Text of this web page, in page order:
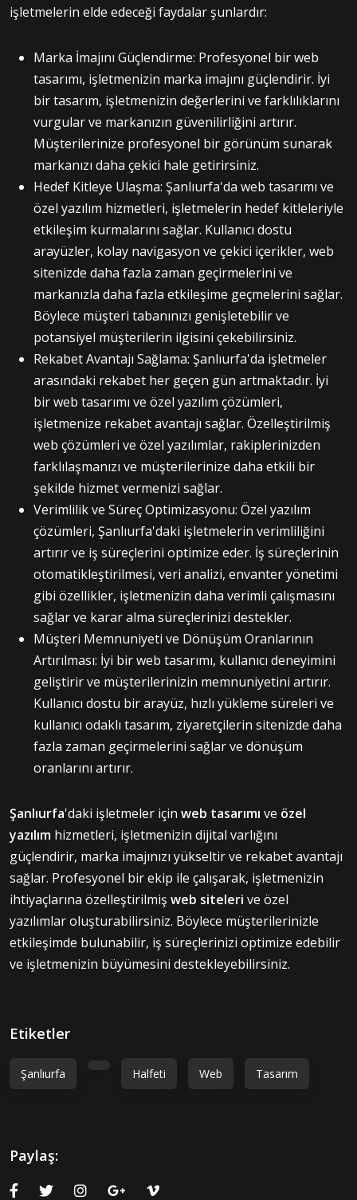
işletmelerin elde edeceği faydalar şunlardır:
Marka İmajını Güçlendirme: Profesyonel bir web
tasarımı, işletmenizin marka imajını güçlendirir. İyi
bir tasarım, işletmenizin değerlerini ve farklılıklarını
vurgular ve markanızın güvenilirliğini artırır.
Müşterilerinize profesyonel bir görünüm sunarak
markanızı daha çekici hale getirirsiniz.
Hedef Kitleye Ulaşma: Şanlıurfa'da web tasarımı ve
özel yazılım hizmetleri, işletmelerin hedef kitleleriyle
etkileşim kurmalarını sağlar. Kullanıcı dostu
arayüzler, kolay navigasyon ve çekici içerikler, web
sitenizde daha fazla zaman geçirmelerini ve
markanızla daha fazla etkileşime geçmelerini sağlar.
Böylece müşteri tabanınızı genişletebilir ve
potansiyel müşterilerin ilgisini çekebilirsiniz.
Rekabet Avantajı Sağlama: Şanlıurfa'da işletmeler
arasındaki rekabet her geçen gün artmaktadır. İyi
bir web tasarımı ve özel yazılım çözümleri,
işletmenize rekabet avantajı sağlar. Özelleştirilmiş
web çözümleri ve özel yazılımlar, rakiplerinizden
farklılaşmanızı ve müşterilerinize daha etkili bir
şekilde hizmet vermenizi sağlar.
Verimlilik ve Süreç Optimizasyonu: Özel yazılım
çözümleri, Şanlıurfa'daki işletmelerin verimliliğini
artırır ve iş süreçlerini optimize eder. İş süreçlerinin
otomatikleştirilmesi, veri analizi, envanter yönetimi
gibi özellikler, işletmenizin daha verimli çalışmasını
sağlar ve karar alma süreçlerinizi destekler.
Müşteri Memnuniyeti ve Dönüşüm Oranlarının
Artırılması: İyi bir web tasarımı, kullanıcı deneyimini
geliştirir ve müşterilerinizin memnuniyetini artırır.
Kullanıcı dostu bir arayüz, hızlı yükleme süreleri ve
kullanıcı odaklı tasarım, ziyaretçilerin sitenizde daha
fazla zaman geçirmelerini sağlar ve dönüşüm
oranlarını artırır.
Şanlıurfa'daki işletmeler için web tasarımı ve özel
yazılım hizmetleri, işletmenizin dijital varlığını
güçlendirir, marka imajınızı yükseltir ve rekabet avantajı
sağlar. Profesyonel bir ekip ile çalışarak, işletmenizin
ihtiyaçlarına özelleştirilmiş web siteleri ve özel
yazılımlar oluşturabilirsiniz. Böylece müşterilerinizle
etkileşimde bulunabilir, iş süreçlerinizi optimize edebilir
ve işletmenizin büyümesini destekleyebilirsiniz.
Etiketler
Şanlıurfa Halfeti Web Tasarım
Paylaş: